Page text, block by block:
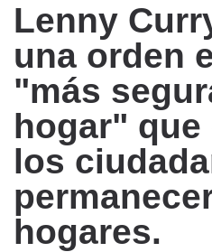
Lenny
una orden
"más
hogar" que
los
hogares.